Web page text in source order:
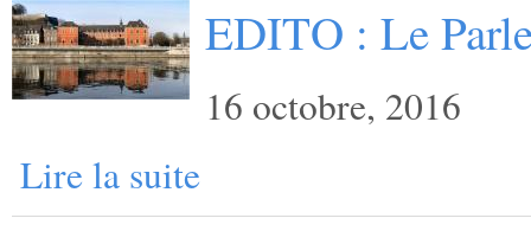
EDITO : Le
16 octobre, 2016
Lire la suite